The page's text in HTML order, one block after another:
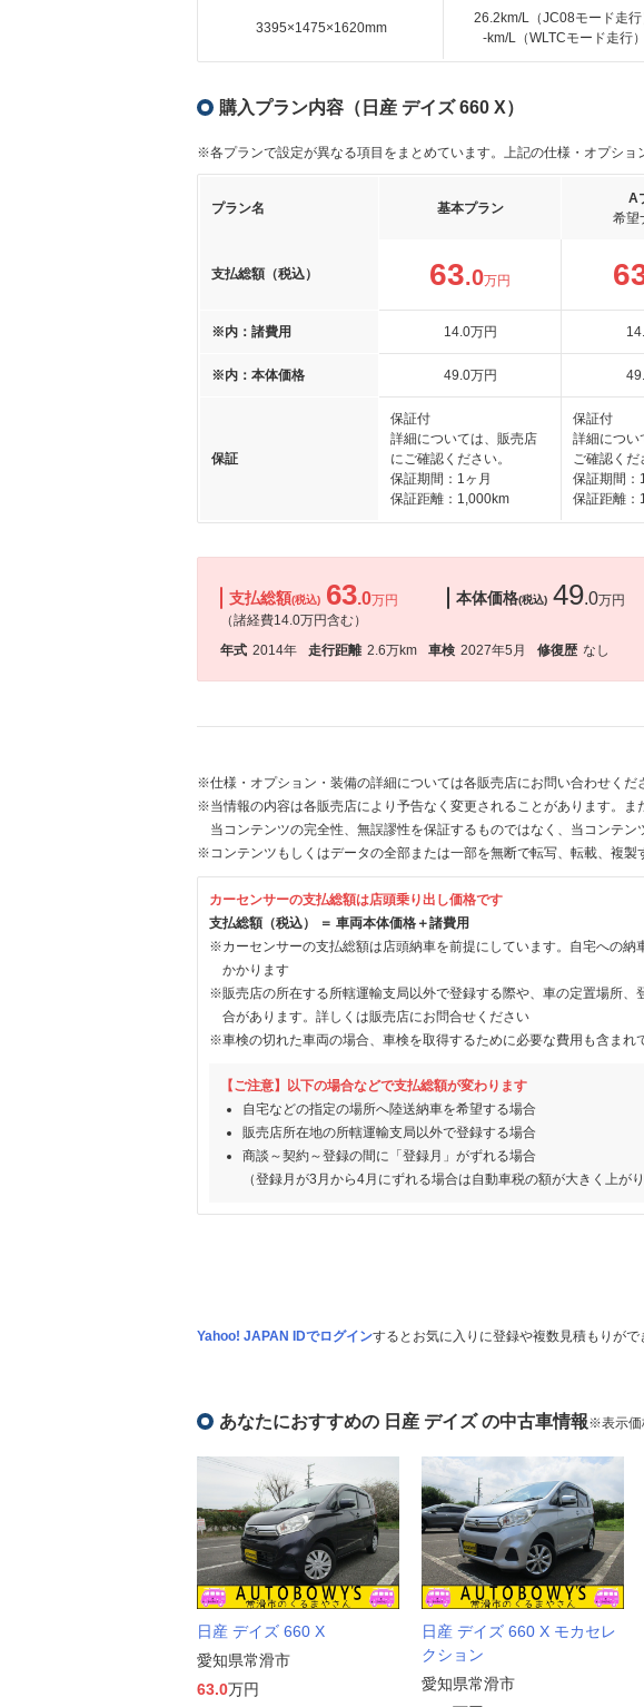
3395×1475×1620mm
26.2km/L（JC08モード走行
-km/L（WLTCモード走行）
購入プラン内容（日産 デイズ 660 X）
※各プランで設定が異なる項目をまとめています。上記の仕様・オプショ
プラン名 基本プラン
A
希望
支払総額（税込） 63.0万円
※内：諸費用 14.0万円 14
※内：本体価格 49.0万円 49
保証
保証付
詳細については、販売店
にご確認ください。
保証期間：1ヶ月
保証距離：1,000km
保証付
詳細につい
ご確認くだ
保証期間：
保証距離：
支払総額(税込) 63.0万円
（諸経費14.0万円含む）
本体価格(税込) 49.0万円
年式 2014年 走行距離 2.6万km 車検 2027年5月 修復歴 なし
※仕様・オプション・装備の詳細については各販売店にお問い合わせくだ
※当情報の内容は各販売店により予告なく変更されることがあります。
当コンテンツの完全性、無誤謬性を保証するものではなく、当コンテン
※コンテンツもしくはデータの全部または一部を無断で転写、転載、複製
カーセンサーの支払総額は店頭乗り出し価格です
支払総額（税込） ＝ 車両本体価格＋諸費用
※カーセンサーの支払総額は店頭納車を前提にしています。自宅への納
かかります
※販売店の所在する所轄運輸支局以外で登録する際や、車の定置場所、
合があります。詳しくは販売店にお問合せください
※車検の切れた車両の場合、車検を取得するために必要な費用も含まれ
【ご注意】以下の場合などで支払総額が変わります
自宅などの指定の場所へ陸送納車を希望する場合
販売店所在地の所轄運輸支局以外で登録する場合
商談～契約～登録の間に「登録月」がずれる場合
（登録月が3月から4月にずれる場合は自動車税の額が大きく上がり
Yahoo! JAPAN IDでログインするとお気に入りに登録や複数見積もりがで
あなたにおすすめの 日産 デイズ の中古車情報※表示価
日産 デイズ 660 X
愛知県常滑市
63.0万円
日産 デイズ 660 X モカセレ
クション
愛知県常滑市